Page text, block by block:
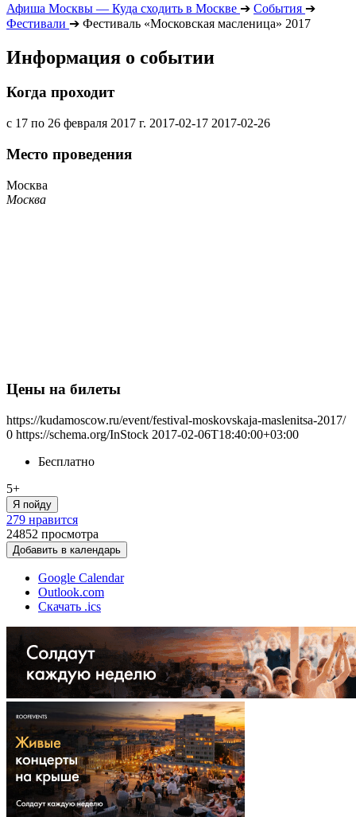
Афиша Москвы — Куда сходить в Москве ➔ События ➔
Фестивали ➔ Фестиваль «Московская масленица» 2017
Информация о событии
Когда проходит
с 17 по 26 февраля 2017 г. 2017-02-17 2017-02-26
Место проведения
Москва
Москва
Цены на билеты
https://kudamoscow.ru/event/festival-moskovskaja-maslenitsa-2017/
0 https://schema.org/InStock 2017-02-06T18:40:00+03:00
Бесплатно
5+
Я пойду
279 нравится
24852 просмотра
Добавить в календарь
Google Calendar
Outlook.com
Скачать .ics